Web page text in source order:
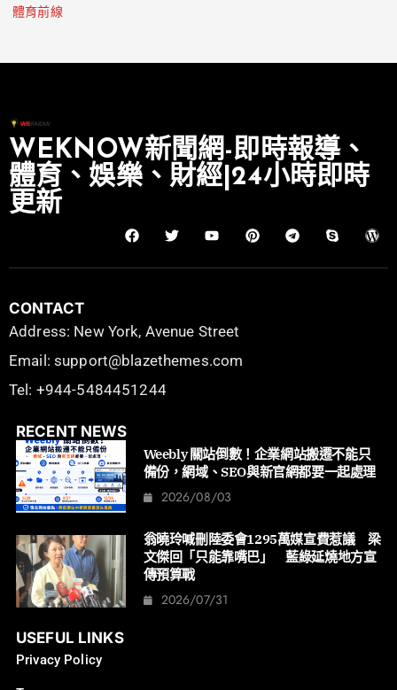
體育前線
WEKNOW新聞網-即時報導、
體育、娛樂、財經|24小時即時
更新
CONTACT
Address: New York, Avenue Street
Email: support@blazethemes.com
Tel: +944-5484451244
RECENT NEWS
Weebly 關站倒數！企業網站搬遷不能只
備份，網域、SEO與新官網都要一起處理
2026/08/03
翁曉玲喊刪陸委會1295萬媒宣費惹議 梁
文傑回「只能靠嘴巴」 藍綠延燒地方宣
傳預算戰
2026/07/31
USEFUL LINKS
Privacy Policy